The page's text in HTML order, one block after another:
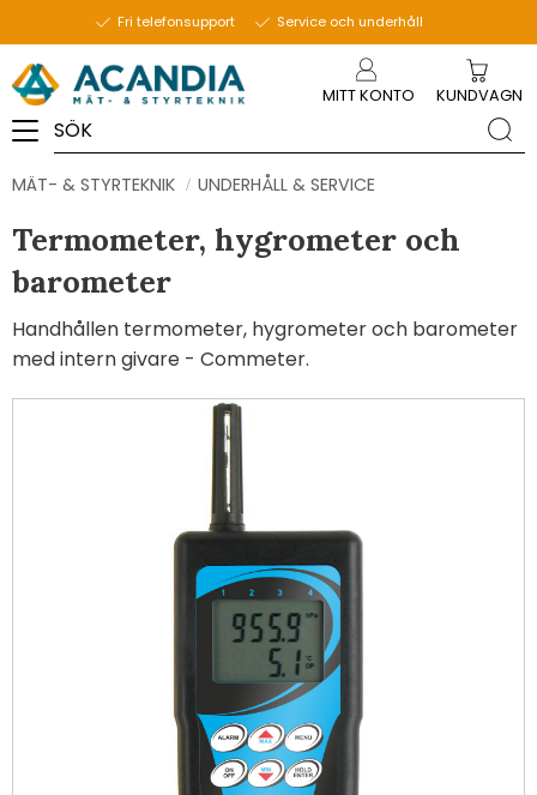
Fri telefonsupport Service och underhåll
MITT KONTO KUNDVAGN
MÄT- & STYRTEKNIK UNDERHÅLL & SERVICE
Termometer, hygrometer och
barometer
Handhållen termometer, hygrometer och barometer
med intern givare - Commeter.